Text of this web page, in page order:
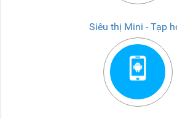
Siêu thị Mini - Tạp